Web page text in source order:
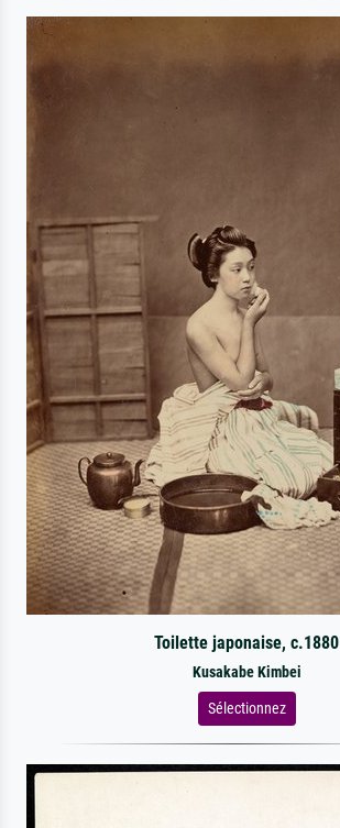
Toilette japonaise, c.1880
Kusakabe Kimbei
Sélectionnez